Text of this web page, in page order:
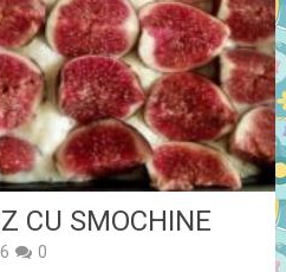
CU SMOCHINE
0